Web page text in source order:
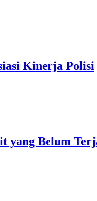
Kinerja Polisi
yang Belum